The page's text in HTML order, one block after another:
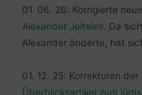
01. 06. 26: Korrigierte
Alexander Jeiteles . Da
Alexander änderte, hat
01. 12. 25: Korrekturen
Überblicksartikel zum